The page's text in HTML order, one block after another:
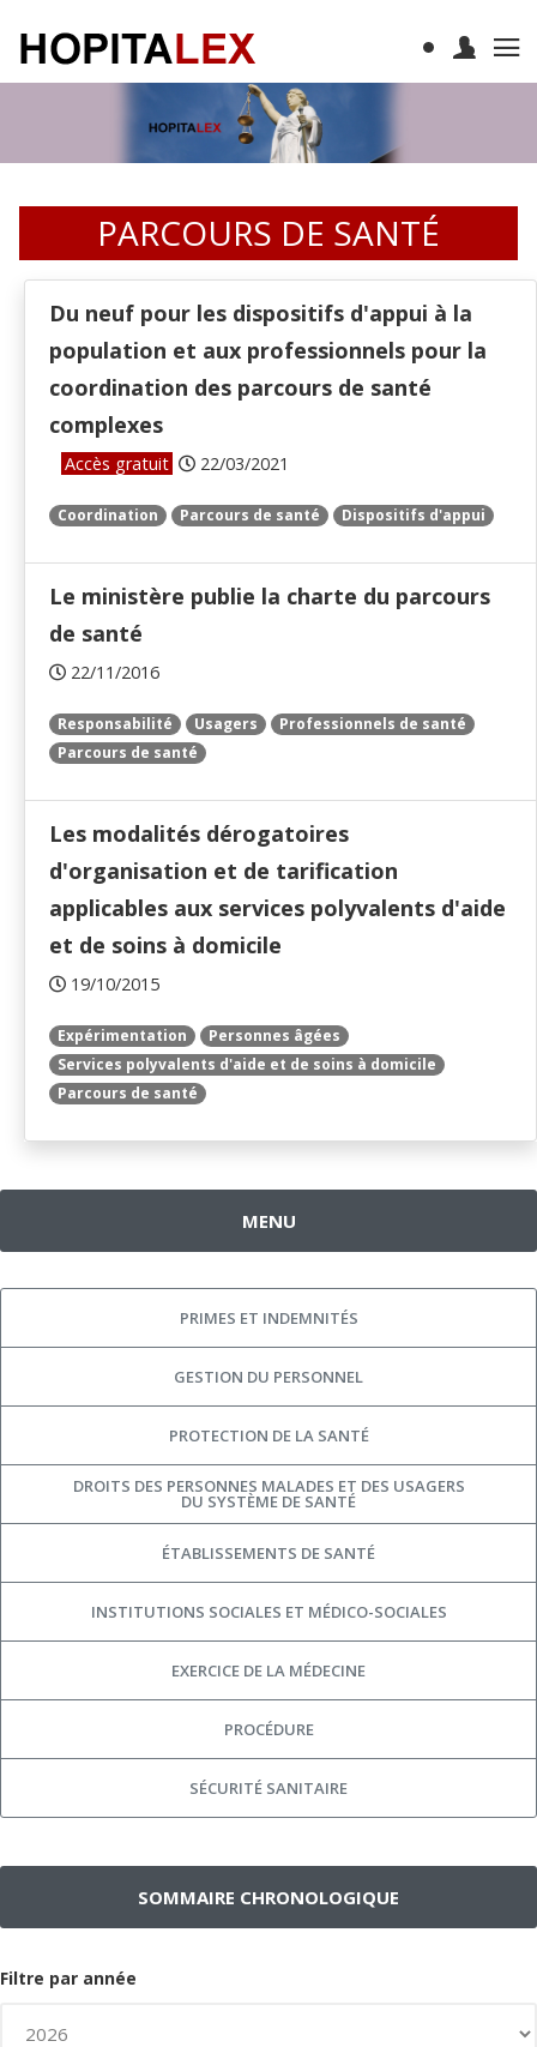
PARCOURS DE SANTÉ
Du neuf pour les dispositifs d'appui à la
population et aux professionnels pour la
coordination des parcours de santé
complexes
Accès gratuit 22/03/2021
Coordination Parcours de santé Dispositifs d'appui
Le ministère publie la charte du parcours
de santé
22/11/2016
Responsabilité Usagers
Professionnels de santé
Parcours de santé
Les modalités dérogatoires
d'organisation et de tarification
applicables aux services polyvalents d'aide
et de soins à domicile
19/10/2015
Expérimentation
Personnes âgées
Services polyvalents d'aide et de soins à domicile
Parcours de santé
MENU
PRIMES ET INDEMNITÉS
GESTION DU PERSONNEL
PROTECTION DE LA SANTÉ
DROITS DES PERSONNES MALADES ET DES USAGERS
DU SYSTÈME DE SANTÉ
ÉTABLISSEMENTS DE SANTÉ
INSTITUTIONS SOCIALES ET MÉDICO-SOCIALES
EXERCICE DE LA MÉDECINE
PROCÉDURE
SÉCURITÉ SANITAIRE
SOMMAIRE CHRONOLOGIQUE
Filtre par année